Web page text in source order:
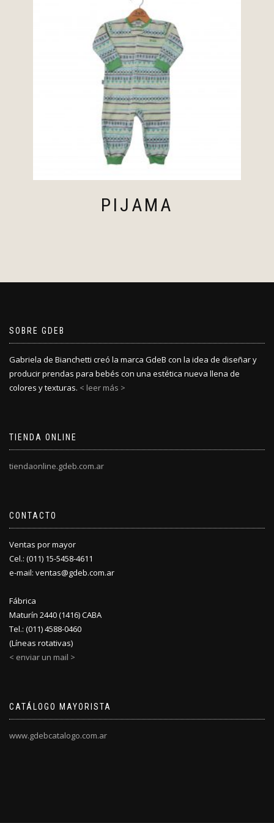
PIJAMA
SOBRE GDEB
Gabriela de Bianchetti creó la marca GdeB con la idea de diseñar y
producir prendas para bebés con una estética nueva llena de
colores y texturas. < leer más >
TIENDA ONLINE
tiendaonline.gdeb.com.ar
CONTACTO
Ventas por mayor
Cel.: (011) 15-5458-4611
e-mail: ventas@gdeb.com.ar
Fábrica
Maturín 2440 (1416) CABA
Tel.: (011) 4588-0460
(Líneas rotativas)
< enviar un mail >
CATÁLOGO MAYORISTA
www.gdebcatalogo.com.ar